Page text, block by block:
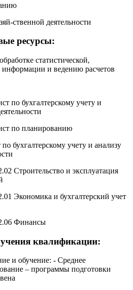
ственной деятельности
ресурсы:
статистической,
и ведению расчетов
по бухгалтерскому учету и
по планированию
бухгалтерскому учету и анализу
Строительство и эксплуатация
Экономика и бухгалтерский учет
Финансы
квалификации:
и обучение: - Среднее
– программы подготовки